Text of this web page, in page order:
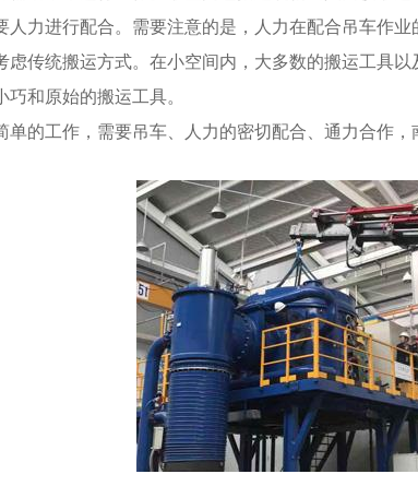
力进行配合。需要注意的是，人力在配合吊车作业
传统搬运方式。在小空间内，大多数的搬运工具
和原始的搬运工具。
的工作，需要吊车、人力的密切配合、通力合作